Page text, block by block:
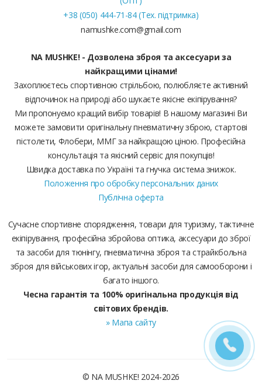
+38 (050) 444-71-84 (Тех. підтримка)
namushke.com@gmail.com
NA MUSHKE! - Дозволена зброя та аксесуари за
найкращими цінами!
Захоплюєтесь спортивною стрільбою, полюбляєте активний
відпочинок на природі або шукаєте якісне екіпірування?
Ми пропонуємо кращий вибір товарів! В нашому магазині Ви
можете замовити оригінальну пневматичну зброю, стартові
пістолети, Флобери, ММГ за найкращою ціною. Професійна
консультація та якісний сервіс для покупців!
Швидка доставка по Україні та гнучка система знижок.
Положення про обробку персональних даних
Публічна оферта
Сучасне спортивне спорядження, товари для туризму, тактичне
екіпірування, професійна збройова оптика, аксесуари до зброї
та засоби для тюнінгу, пневматична зброя та страйкбольна
зброя для військових ігор, актуальні засоби для самооборони і
багато іншого.
Чесна гарантія та 100% оригінальна продукція від
світових брендів.
» Мапа сайту
© NA MUSHKE! 2024-2026